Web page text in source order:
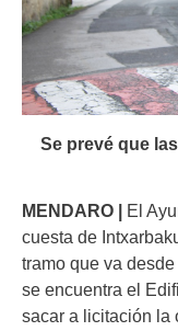
Se prevé que
MENDARO |
El
cuesta de
tramo que va
se encuentra el
sacar a licitación la